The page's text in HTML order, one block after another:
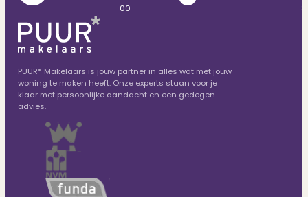
00
PUUR* Makelaars is jouw partner in alles wat met jouw
woning te maken heeft. Onze experts staan voor je
klaar met persoonlijke aandacht en een gedegen
advies.